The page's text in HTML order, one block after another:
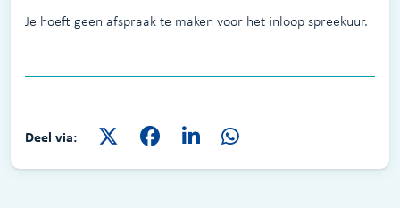
Je hoeft geen afspraak te maken voor het inloop spreekuur.
Deel via: